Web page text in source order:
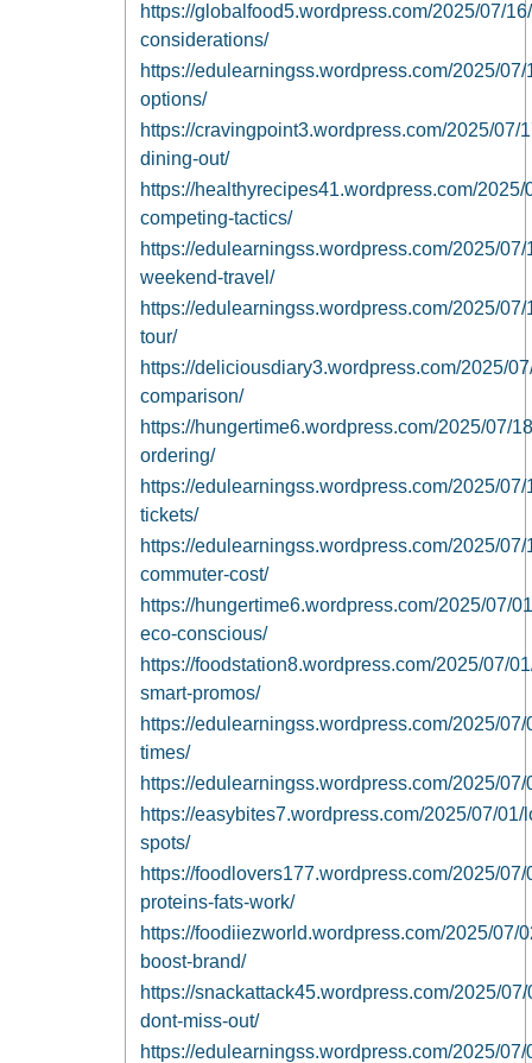
https://globalfood5.wordpress.com/2025/07/
considerations/
https://edulearningss.wordpress.com/2025/
options/
https://cravingpoint3.wordpress.com/2025/
dining-out/
https://healthyrecipes41.wordpress.com/
competing-tactics/
https://edulearningss.wordpress.com/2025/
weekend-travel/
https://edulearningss.wordpress.com/2025/
tour/
https://deliciousdiary3.wordpress.com/2025/
comparison/
https://hungertime6.wordpress.com/2025/07/
ordering/
https://edulearningss.wordpress.com/2025/
tickets/
https://edulearningss.wordpress.com/2025/
commuter-cost/
https://hungertime6.wordpress.com/2025/07/
eco-conscious/
https://foodstation8.wordpress.com/2025/07/
smart-promos/
https://edulearningss.wordpress.com/2025/
times/
https://edulearningss.wordpress.com/2025/
https://easybites7.wordpress.com/2025/07/
spots/
https://foodlovers177.wordpress.com/2025/
proteins-fats-work/
https://foodiiezworld.wordpress.com/2025/
boost-brand/
https://snackattack45.wordpress.com/2025/
dont-miss-out/
https://edulearningss.wordpress.com/2025/